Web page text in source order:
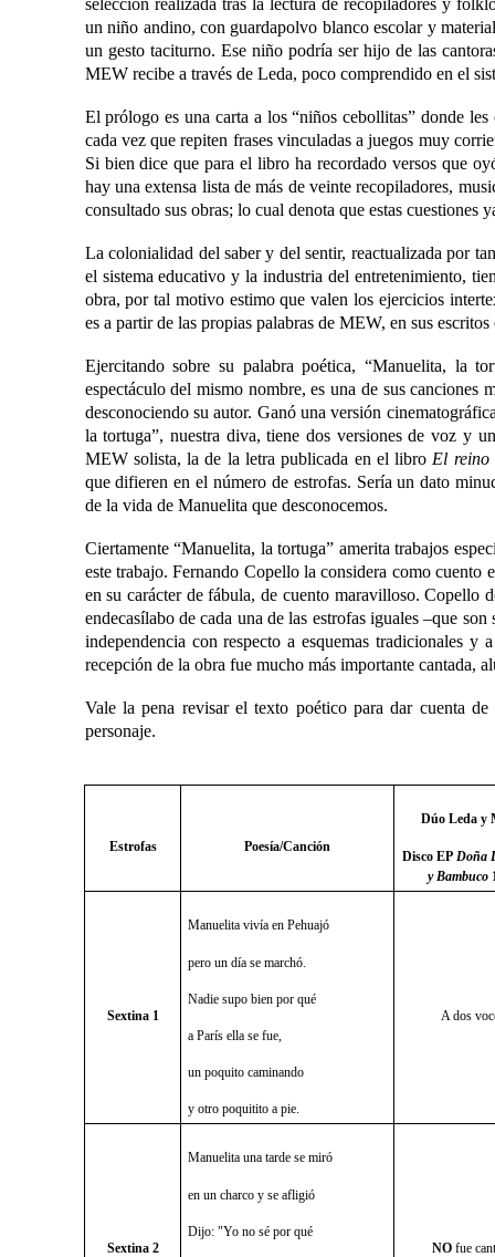
un niño andino, con guardapolvo blanco escolar y
un gesto taciturno. Ese niño podría ser hijo de las
MEW recibe a través de Leda, poco comprendido en el
El prólogo es una carta a los “niños cebollitas” donde
cada vez que repiten frases vinculadas a juegos muy
Si bien dice que para el libro ha recordado versos que
hay una extensa lista de más de veinte recopiladores,
consultado sus obras; lo cual denota que estas
La colonialidad del saber y del sentir, reactualizada por
el sistema educativo y la industria del entretenimiento,
obra, por tal motivo estimo que valen los ejercicios
es a partir de las propias palabras de MEW, en sus
Ejercitando sobre su palabra poética, “Manuelita, la
espectáculo del mismo nombre, es una de sus canciones
desconociendo su autor. Ganó una versión
la tortuga”, nuestra diva, tiene dos versiones de voz y
MEW solista, la de la letra publicada en el libro El reino
que difieren en el número de estrofas. Sería un dato
de la vida de Manuelita que desconocemos.
Ciertamente “Manuelita, la tortuga” amerita trabajos
este trabajo. Fernando Copello la considera como
en su carácter de fábula, de cuento maravilloso. Copello
endecasílabo de cada una de las estrofas iguales ‒que
independencia con respecto a esquemas tradicionales y
recepción de la obra fue mucho más importante cantada,
Vale la pena revisar el texto poético para dar cuenta
personaje.
Estrofas Poesía/Canción
Dúo Leda y
Disco EPDoña
y Bambuco
Sextina 1
Manuelita vivía en Pehuajó
pero un día se marchó.
Nadie supo bien por qué
a París ella se fue,
un poquito caminando
y otro poquitito a pie.
A dos
Sextina 2
Manuelita una tarde se miró
en un charco y se afligió
Dijo: "Yo no sé por qué
NOfue